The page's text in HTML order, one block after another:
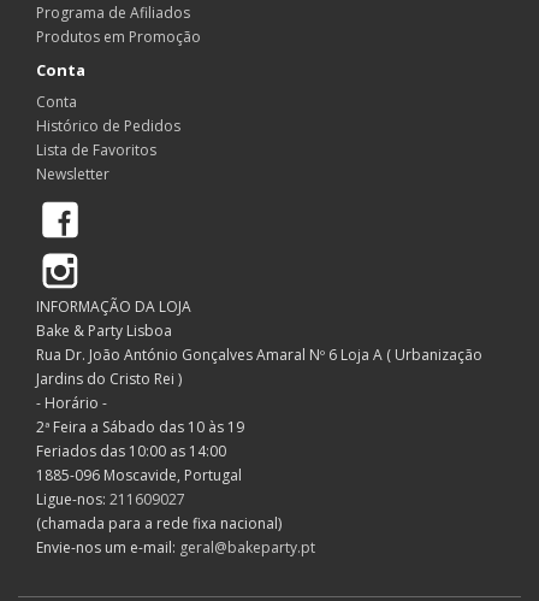
Programa de Afiliados
Produtos em Promoção
Conta
Conta
Histórico de Pedidos
Lista de Favoritos
Newsletter
INFORMAÇÃO DA LOJA
Bake & Party Lisboa
Rua Dr. João António Gonçalves Amaral Nº 6 Loja A ( Urbanização
Jardins do Cristo Rei )
- Horário -
2ª Feira a Sábado das 10 às 19
Feriados das 10:00 as 14:00
1885-096 Moscavide, Portugal
Ligue-nos: 211609027
(chamada para a rede fixa nacional)
Envie-nos um e-mail: geral@bakeparty.pt